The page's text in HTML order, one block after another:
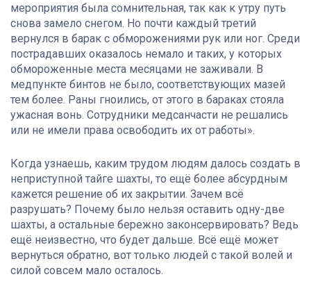
мероприятия была сомнительная, так как к утру путь
снова замело снегом. Но почти каждый третий
вернулся в барак с обморожениями рук или ног. Среди
пострадавших оказалось немало и таких, у которых
обмороженные места месяцами не заживали. В
медпункте бинтов не было, соответствующих мазей
тем более. Раны гноились, от этого в бараках стояла
ужасная вонь. Сотрудники медсанчасти не решались
или не имели права освободить их от работы».
Когда узнаешь, каким трудом людям далось создать в
неприступной тайге шахты, то ещё более абсурдным
кажется решение об их закрытии. Зачем всё
разрушать? Почему было нельзя оставить одну-две
шахты, а остальные бережно законсервировать? Ведь
ещё неизвестно, что будет дальше. Всё ещё может
вернуться обратно, вот только людей с такой волей и
силой совсем мало осталось.